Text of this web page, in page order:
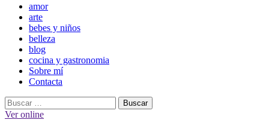
Menú
principal
amor
arte
bebes y niños
belleza
blog
cocina y gastronomia
Sobre mí
Contacta
Buscar:
Ver online